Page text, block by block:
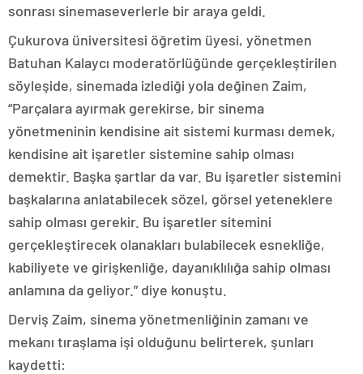
sonrası sinemaseverlerle bir araya geldi.
Çukurova üniversitesi öğretim üyesi, yönetmen
Batuhan Kalaycı moderatörlüğünde gerçekleştirilen
söyleşide, sinemada izlediği yola değinen Zaim,
“Parçalara ayırmak gerekirse, bir sinema
yönetmeninin kendisine ait sistemi kurması demek,
kendisine ait işaretler sistemine sahip olması
demektir. Başka şartlar da var. Bu işaretler sistemini
başkalarına anlatabilecek sözel, görsel yeteneklere
sahip olması gerekir. Bu işaretler sitemini
gerçekleştirecek olanakları bulabilecek esnekliğe,
kabiliyete ve girişkenliğe, dayanıklılığa sahip olması
anlamına da geliyor.” diye konuştu.
Derviş Zaim, sinema yönetmenliğinin zamanı ve
mekanı tıraşlama işi olduğunu belirterek, şunları
kaydetti: